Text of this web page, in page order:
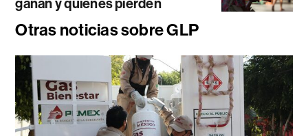
ganan y quiénes pierden
Otras noticias sobre GLP